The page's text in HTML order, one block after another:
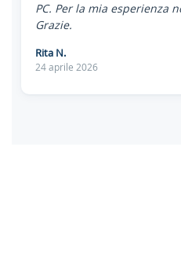
PC. Per la mia esperienza
Grazie.
Rita N.
24 aprile 2026